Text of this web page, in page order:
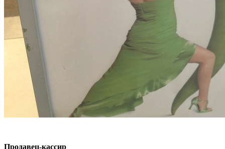
Продавец-кассир